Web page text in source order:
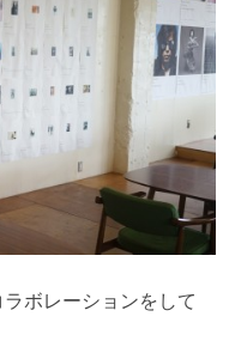
ボレーションをして